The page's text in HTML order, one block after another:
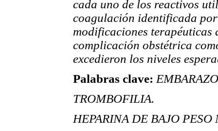
cada uno de los reactivos
coagulación identificada
modificaciones terapéuticas
complicación obstétrica
excedieron los niveles
Palabras clave:
TROMBOFILIA.
HEPARINA DE BAJO